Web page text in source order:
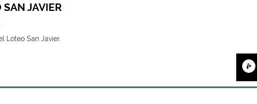
SAN JAVIER
Loteo San Javier.